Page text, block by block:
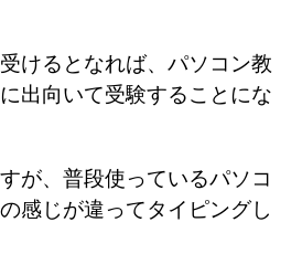
けるとなれば、パソコン教
出向いて受験することにな
が、普段使っているパソコ
感じが違ってタイピングし